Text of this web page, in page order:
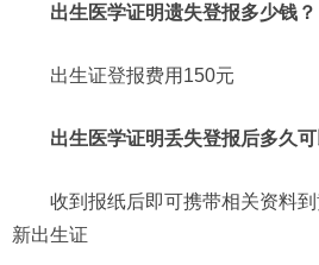
出生医学证明遗失登报多少钱？
出生证登报费用150元
出生医学证明丢失登报后多久可
收到报纸后即可携带相关资料
新出生证